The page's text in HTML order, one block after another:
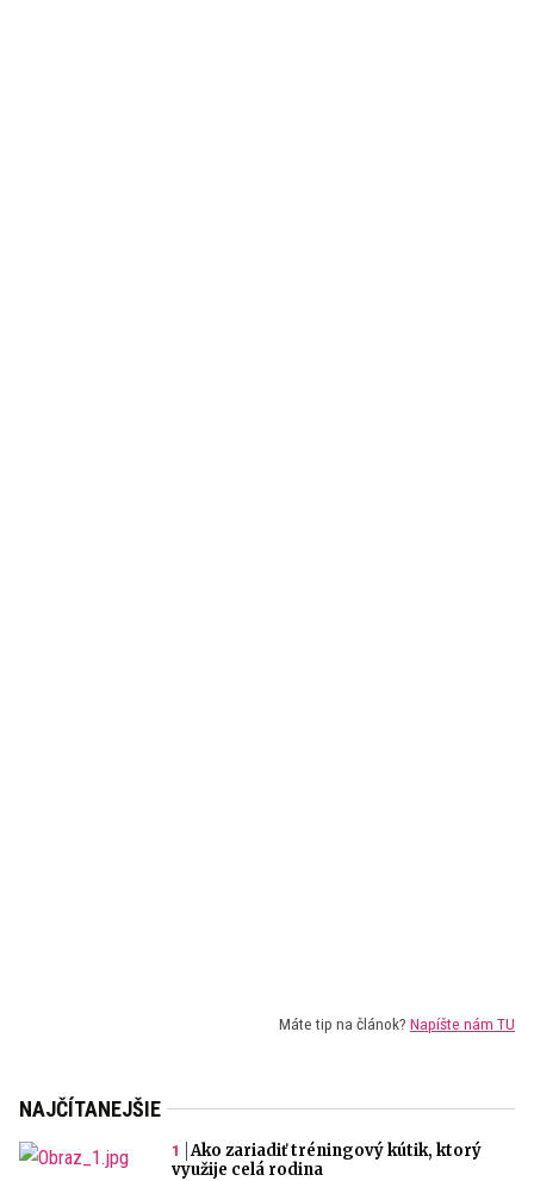
Máte tip na článok? Napíšte nám TU
NAJČÍTANEJŠIE
Ako zariadiť tréningový kútik, ktorý
využije celá rodina